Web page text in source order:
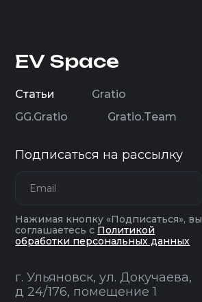
Нажимая кнопку «Подписаться», вы
соглашаетесь с Политикой
обработки персональных данных
Статьи
EV Space
Gratio
GG.Gratio
Gratio.Team
Подписаться на рассылку
г. Ульяновск, ул. Докучаева,
д 24/176, помещение 1